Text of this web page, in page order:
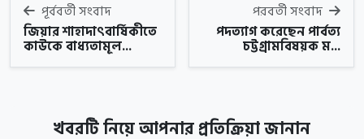
পূর্ববর্তী সংবাদ
জিয়ার শাহাদাৎবার্ষিকীতে
কাউকে বাধ্যতামূল...
পরবর্তী সংবাদ
পদত্যাগ করেছেন পার্বত্য
চট্টগ্রামবিষয়ক ম...
খবরটি নিয়ে আপনার প্রতিক্রিয়া জানান